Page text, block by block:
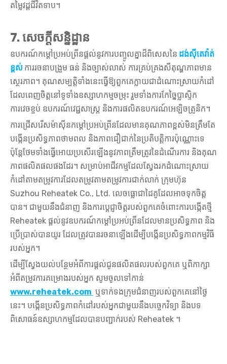
តម្លៃវដ្តជីវិតទាប។
7. សេចក្តីសន្និដ្ឋាន
ឧបករណ៍កម្តៅប្រអប់ព្រីនផ្តល់នូវការបញ្ចូលគ្នាដ៏ពិសេសនៃ ដង់ស៊ីតេវ៉ាត់
ខ្ពស់ ការរចនាបង្រួម ធន់ និងច្បាស់លាស់ ការគ្រប់គ្រងសីតុណ្ហភាពមាន
ស្ថេរភាព។ គុណសម្បត្តិទាំងនេះធ្វើឱ្យពួកគេក្លាយជាដំណោះស្រាយកំដៅ
ដែលពេញចិត្តនៅទូទាំងឧស្សាហកម្មចម្រុះ រួមទាំងការកែច្នៃប្លាស្ទិក
ការវេចខ្ចប់ ឧបករណ៍វេជ្ជសាស្ត្រ និងការផលិតឧបករណ៍អេឡិចត្រូនិក។
ការជ្រើសរើសម៉ាស៊ីនកម្តៅប្រអប់ព្រីនដែលមានគុណភាពខ្ពស់មិនត្រឹមតែ
បង្កើនប្រសិទ្ធភាពថាមពល និងភាពជឿជាក់នៃប្រតិបត្តិការប៉ុណ្ណោះទេ
ប៉ុន្តែថែមទាំងធ្វើអោយប្រសើរឡើងនូវភាពត្រឹមត្រូវនៃដំណើរការ និងគុណ
ភាពផលិតផលផងដែរ។ សម្រាប់អាជីវកម្មដែលស្វែងរកដំណោះស្រាយ
កំដៅតាមតម្រូវការដែលតម្រូវតាមតម្រូវការជាក់លាក់ ក្រុមហ៊ុន
Suzhou Reheatek Co., Ltd. លេចធ្លោជាដៃគូដែលអាចទុកចិត្ត
បាន។ ជាមួយនឹងជំនាញ និងការប្តេជ្ញាចិត្តរបស់ពួកគេចំពោះការបង្កើតថ្មី
Reheatek ផ្តល់នូវឧបករណ៍កម្តៅប្រអប់ព្រីនដែលមានប្រសិទ្ធភាព និង
ប្រើប្រាស់បានយូរ ដែលត្រូវបានរចនាឡើងដើម្បីបង្កើនប្រសិទ្ធភាពកម្មវិធី
របស់អ្នក។
ដើម្បីស្វែងយល់បន្ថែមអំពីការផ្តល់ជូនផលិតផលរបស់ពួកគេ ឬពិភាក្សា
អំពីតម្រូវការគម្រោងរបស់អ្នក សូមចូលទៅកាន់
www.reheatek.com ឬទាក់ទងក្រុមជំនាញរបស់ពួកគេនៅថ្ងៃ
នេះ។ បង្កើនប្រសិទ្ធភាពកំដៅរបស់អ្នកជាមួយនឹងបច្ចេកវិទ្យា និងបទ
ពិសោធន៍ឧស្សាហកម្មដែលបានបញ្ជាក់របស់ Reheatek ។